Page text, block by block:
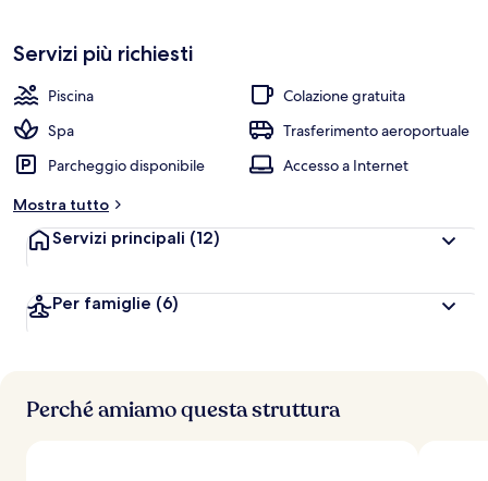
Servizi più richiesti
Piscina
Colazione gratuita
Spa
Trasferimento aeroportuale
Parcheggio disponibile
Accesso a Internet
Mostra tutto
Servizi principali (12)
Per famiglie (6)
Perché amiamo questa struttura